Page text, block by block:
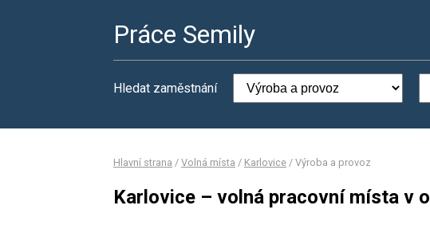
Práce Semily
Hledat zaměstnání
Hlavní strana / Volná místa / Karlovice / Výroba a provoz
Karlovice – volná pracovní místa v